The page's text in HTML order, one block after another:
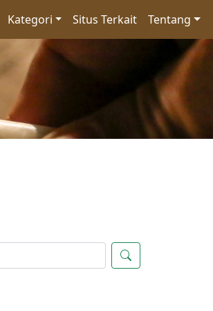
Kategori Situs Terkait Tentang